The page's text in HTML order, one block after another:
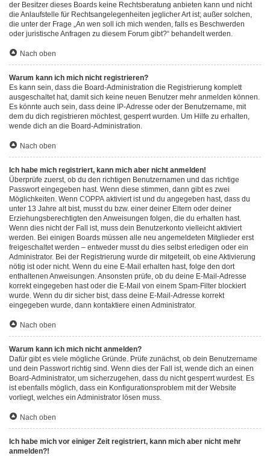
der Besitzer dieses Boards keine Rechtsberatung anbieten kann und nicht
die Anlaufstelle für Rechtsangelegenheiten jeglicher Art ist; außer solchen,
die unter der Frage „An wen soll ich mich wenden, falls es Beschwerden
oder juristische Anfragen zu diesem Forum gibt?“ behandelt werden.
Nach oben
Warum kann ich mich nicht registrieren?
Es kann sein, dass die Board-Administration die Registrierung komplett
ausgeschaltet hat, damit sich keine neuen Benutzer mehr anmelden können.
Es könnte auch sein, dass deine IP-Adresse oder der Benutzername, mit
dem du dich registrieren möchtest, gesperrt wurden. Um Hilfe zu erhalten,
wende dich an die Board-Administration.
Nach oben
Ich habe mich registriert, kann mich aber nicht anmelden!
Überprüfe zuerst, ob du den richtigen Benutzernamen und das richtige
Passwort eingegeben hast. Wenn diese stimmen, dann gibt es zwei
Möglichkeiten. Wenn COPPA aktiviert ist und du angegeben hast, dass du
unter 13 Jahre alt bist, musst du bzw. einer deiner Eltern oder deiner
Erziehungsberechtigten den Anweisungen folgen, die du erhalten hast.
Wenn dies nicht der Fall ist, muss dein Benutzerkonto vielleicht aktiviert
werden. Bei einigen Boards müssen alle neu angemeldeten Mitglieder erst
freigeschaltet werden – entweder musst du dies selbst erledigen oder ein
Administrator. Bei der Registrierung wurde dir mitgeteilt, ob eine Aktivierung
nötig ist oder nicht. Wenn du eine E-Mail erhalten hast, folge den dort
enthaltenen Anweisungen. Ansonsten prüfe, ob du deine E-Mail-Adresse
korrekt eingegeben hast oder die E-Mail von einem Spam-Filter blockiert
wurde. Wenn du dir sicher bist, dass deine E-Mail-Adresse korrekt
eingegeben wurde, dann kontaktiere einen Administrator.
Nach oben
Warum kann ich mich nicht anmelden?
Dafür gibt es viele mögliche Gründe. Prüfe zunächst, ob dein Benutzername
und dein Passwort richtig sind. Wenn dies der Fall ist, wende dich an einen
Board-Administrator, um sicherzugehen, dass du nicht gesperrt wurdest. Es
ist ebenfalls möglich, dass ein Konfigurationsproblem mit der Website
vorliegt, welches ein Administrator lösen muss.
Nach oben
Ich habe mich vor einiger Zeit registriert, kann mich aber nicht mehr
anmelden?!